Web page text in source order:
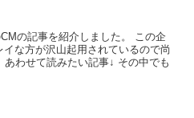
の記事を紹介しました。 この企
な方が沢山起用されているので尚
わせて読みたい記事↓ その中でも